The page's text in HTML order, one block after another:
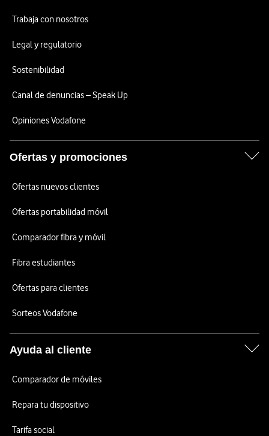
Trabaja con nosotros
Legal y regulatorio
Sostenibilidad
Canal de denuncias – Speak Up
Opiniones Vodafone
Ofertas y promociones
Ofertas nuevos clientes
Ofertas portabilidad móvil
Comparador fibra y móvil
Fibra estudiantes
Ofertas para clientes
Sorteos Vodafone
Ayuda al cliente
Comparador de móviles
Repara tu dispositivo
Tarifa social